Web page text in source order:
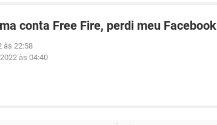
conta Free Fire, perdi meu Facebook
às 22:58
às 04:40